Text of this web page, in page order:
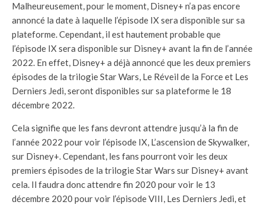
Malheureusement, pour le moment, Disney+ n’a pas encore
annoncé la date à laquelle l’épisode IX sera disponible sur sa
plateforme. Cependant, il est hautement probable que
l’épisode IX sera disponible sur Disney+ avant la fin de l’année
2022. En effet, Disney+ a déjà annoncé que les deux premiers
épisodes de la trilogie Star Wars, Le Réveil de la Force et Les
Derniers Jedi, seront disponibles sur sa plateforme le 18
décembre 2022.
Cela signifie que les fans devront attendre jusqu’à la fin de
l’année 2022 pour voir l’épisode IX, L’ascension de Skywalker,
sur Disney+. Cependant, les fans pourront voir les deux
premiers épisodes de la trilogie Star Wars sur Disney+ avant
cela. Il faudra donc attendre fin 2020 pour voir le 13
décembre 2020 pour voir l’épisode VIII, Les Derniers Jedi, et